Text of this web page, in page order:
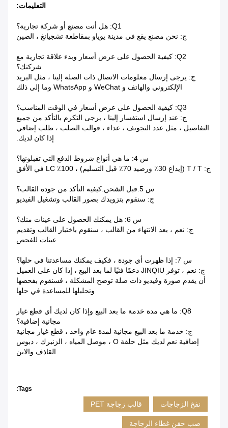
التعليمات:
Q1: هل أنت مصنع أو شركة تجارية؟
ج: نحن مصنع يقع في مدينة يوياو بمقاطعة تشجيانغ ، الصين
Q2: كيفية الحصول على عرض أسعار وبدء علاقة تجارية مع
شركتك؟
ج: يرجى إرسال معلومات الاتصال ذات الصلة إلينا ، مثل البريد
الإلكتروني والهاتف و WeChat و WhatsApp وما إلى ذلك
Q3: كيفية الحصول على عرض أسعار في الوقت المناسب؟
ج: عند إرسال استفسار إلينا ، يرجى التكرم بالتأكد من جميع
التفاصيل ، مثل عدد التجويف ، عداء ، قوالب الصلب ، طلب إضافي
إذا كان لديك.
س 4: ما هي أنواع شروط الدفع التي تقبلونها؟
ج: T / T (إيداع 30٪ ورصيد 70٪ قبل التسليم) ، 100٪ LC في الأفق
س 5.قبل الشحن.كيفية التأكد من جودة القالب؟
ج: سنقوم بتزويدك بصور القالب وتشغيل الفيديو
س 6: هل يمكنك الحصول على عينات منك؟
ج: نعم ، بعد الانتهاء من القالب ، سنقوم باختبار القالب وتقديم
عينات للفحص
س 7: إذا ظهرت أي جودة ، فكيف يمكنك مساعدتنا في حلها؟
ج: نعم ، توفر JINQIU دعمًا فنيًا لما بعد البيع ، إذا كان على العميل
أن يقدم صورة وفيديو ذات صلة توضح المشكلة ، فسنقوم بفحصها
وتحليلها للمساعدة في حلها
Q8: ما هي مدة خدمة ما بعد البيع وإذا كان لديك أي قطع غيار
مجانية إضافية؟
ج: خدمة ما بعد البيع مجانية لمدة عام واحد ، قطع غيار مجانية
إضافية نعم لديك مثل حلقة O ، موصل المياه ، الزنبرك ، دبوس
القاذف والابن
Tags:
نفخ الزجاجات قالب زجاجة PET
صب حقن غطاء الزجاجة